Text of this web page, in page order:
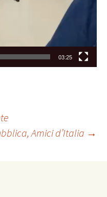
03:25
Amici d’Italia →